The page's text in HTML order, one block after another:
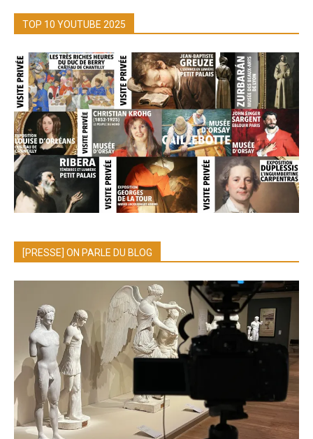
TOP 10 YOUTUBE 2025
[PRESSE] ON PARLE DU BLOG